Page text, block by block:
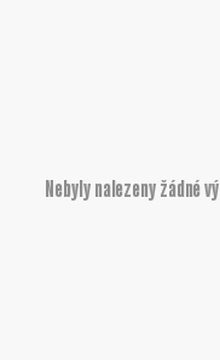
Nebyly nalezeny žádné